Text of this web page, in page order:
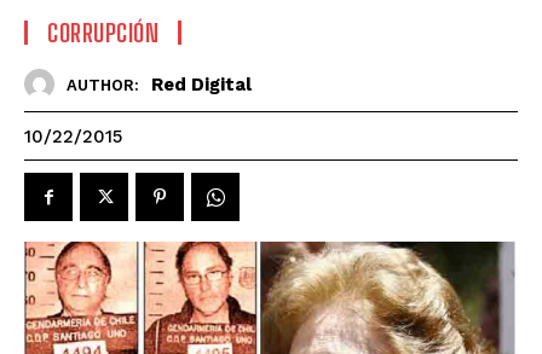
CORRUPCIÓN
AUTHOR: Red Digital
10/22/2015